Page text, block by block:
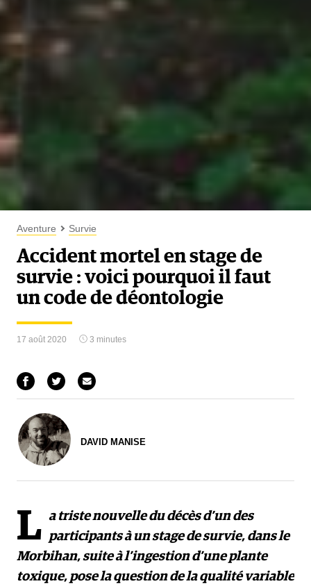
Aventure Survie
Accident mortel en stage de
survie : voici pourquoi il faut
un code de déontologie
17 août 2020 3 minutes
DAVID MANISE
L a triste nouvelle du décès d’un des
participants à un stage de survie, dans le
Morbihan, suite à l’ingestion d’une plante
toxique, pose la question de la qualité variable